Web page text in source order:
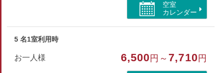
空室
カレンダー
5 名1室利用時
お一人様 6,500 円～ 7,710 円